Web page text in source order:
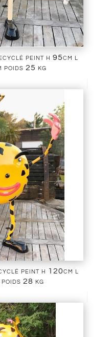
peint h 95cm l
poids 25 kg
peint h 120cm l
28 kg